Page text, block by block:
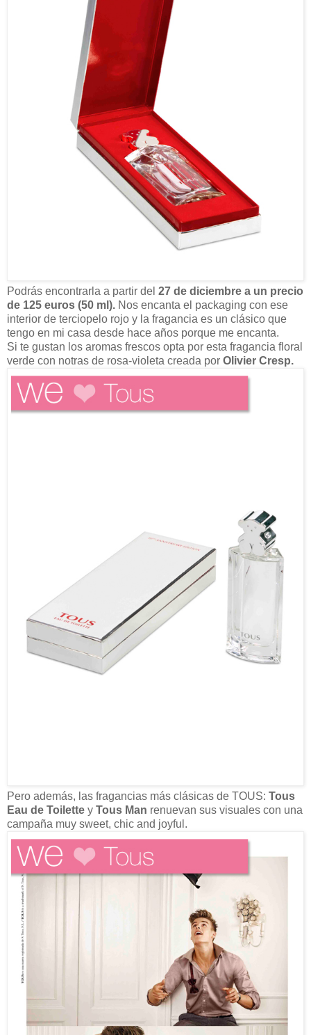
Podrás encontrarla a partir del 27 de diciembre a un precio
de 125 euros (50 ml). Nos encanta el packaging con ese
interior de terciopelo rojo y la fragancia es un clásico que
tengo en mi casa desde hace años porque me encanta.
Si te gustan los aromas frescos opta por esta fragancia floral
verde con notras de rosa-violeta creada por Olivier Cresp.
Pero además, las fragancias más clásicas de TOUS: Tous
Eau de Toilette y Tous Man renuevan sus visuales con una
campaña muy sweet, chic and joyful.